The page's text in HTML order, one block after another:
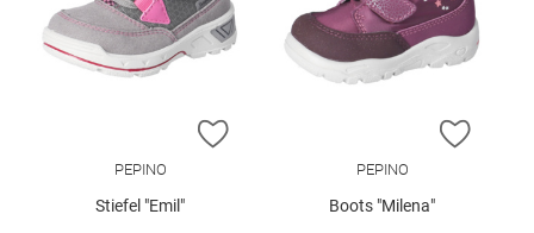
ZUR WUNSCHLISTE HINZUFÜGEN
PEPINO
Stiefel "Emil"
ZUR
PEPINO
Boots "Milena"